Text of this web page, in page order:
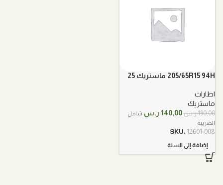
205/65R15 94H ماستريك 25
اطارات
ماستريك
190,00ر.س السعر
هو:
140,00 ر.س السعر
شامل
الضريبة
SKU: 12601-008
إضافة إلى السلة